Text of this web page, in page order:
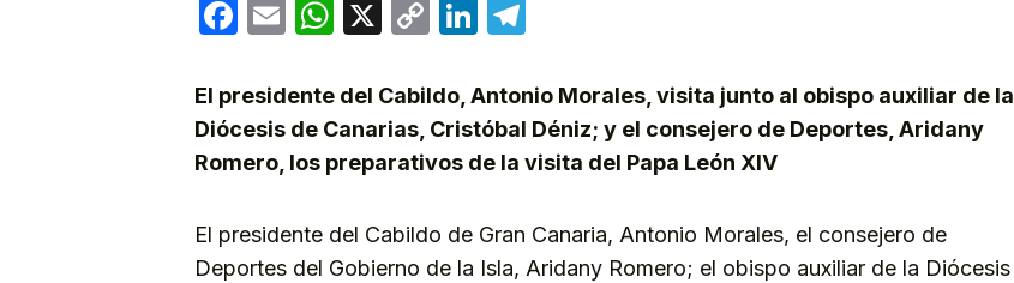
Facebook
EmailWhatsApp
X
CopyLinkedIn
El presidente del Cabildo, Antonio Morales, visita junto al obispo auxiliar de la
Diócesis de Canarias, Cristóbal Déniz; y el consejero de Deportes, Aridany
Romero, los preparativos de la visita del Papa León XIV
El presidente del Cabildo de Gran Canaria, Antonio Morales, el consejero de
Deportes del Gobierno de la Isla, Aridany Romero; el obispo auxiliar de la Diócesis